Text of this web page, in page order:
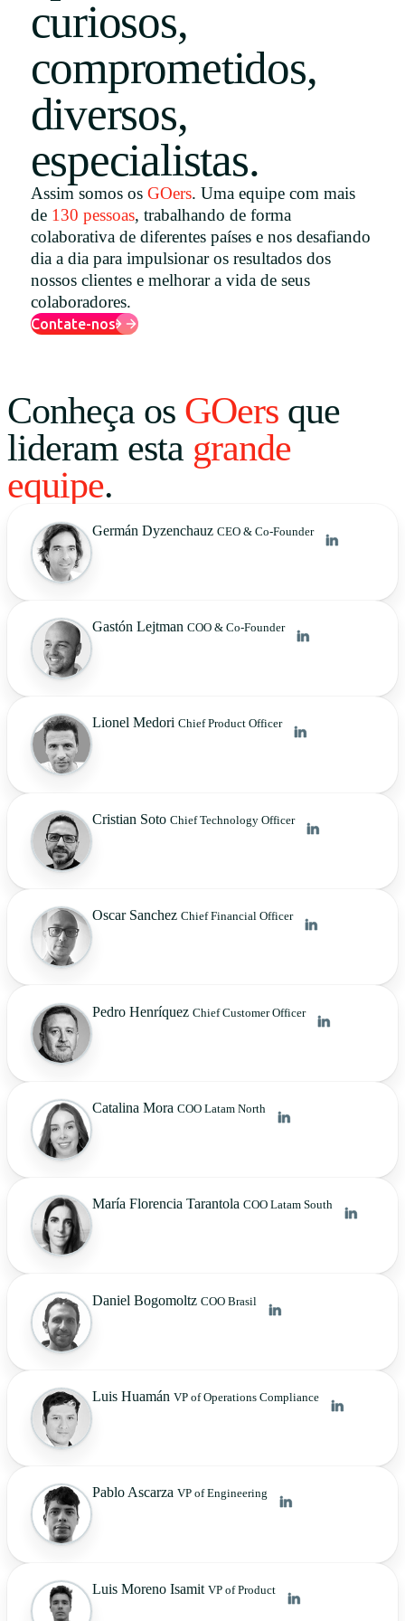
Uruguay
English
Português
curiosos,
comprometidos,
diversos,
especialistas.
Assim somos os GOers. Uma equipe com mais
de 130 pessoas, trabalhando de forma
colaborativa de diferentes países e nos desafiando
dia a dia para impulsionar os resultados dos
nossos clientes e melhorar a vida de seus
colaboradores.
Contate-nos
Conheça os GOers que
lideram esta grande
equipe.
Germán Dyzenchauz CEO & Co-Founder
Gastón Lejtman COO & Co-Founder
Lionel Medori Chief Product Officer
Cristian Soto Chief Technology Officer
Oscar Sanchez Chief Financial Officer
Pedro Henríquez Chief Customer Officer
Catalina Mora COO Latam North
María Florencia Tarantola COO Latam South
Daniel Bogomoltz COO Brasil
Luis Huamán VP of Operations Compliance
Pablo Ascarza VP of Engineering
Luis Moreno Isamit VP of Product